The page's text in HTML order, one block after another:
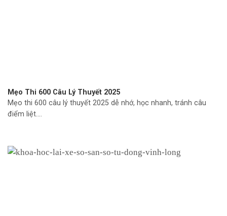
Mẹo Thi 600 Câu Lý Thuyết 2025
Mẹo thi 600 câu lý thuyết 2025 dễ nhớ, học nhanh, tránh câu
điểm liệt....